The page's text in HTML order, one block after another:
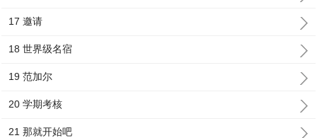
17 邀请
18 世界级名宿
19 范加尔
20 学期考核
21 那就开始吧